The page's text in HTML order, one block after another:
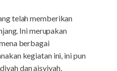
telah memberikan
Ini merupakan
berbagai
kegiatan ini, ini pun
dan aisyiyah,